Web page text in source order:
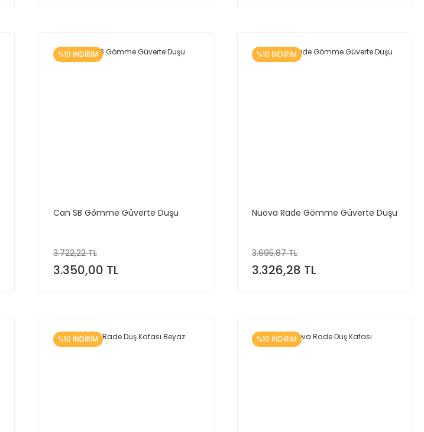
%10 İNDİRİM
Can SB Gömme Güverte Duşu
3.722,22 TL
3.350,00 TL
%10 İNDİRİM
Nuova Rade Gömme Güverte Duşu
3.695,87 TL
3.326,28 TL
%10 İNDİRİM %10 İNDİRİM